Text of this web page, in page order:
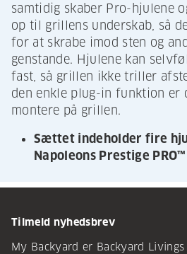
samtidig skaber Pro-hjulene
op til grillens underskab, så
for at skrabe imod sten og
genstande. Hjulene kan
fast, så grillen ikke triller
den enkle plug-in funktion er
montere på grillen.
Sættet indeholder fire
Napoleons Prestige
Tilmeld nyhedsbrev
My Backyard er Backyard Livings